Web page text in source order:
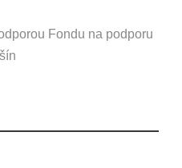
Fondu na podporu